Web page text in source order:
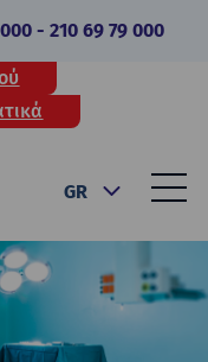
- 210 69 79 000
GR